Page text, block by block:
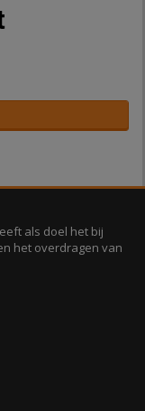
als doel het bij
het overdragen van